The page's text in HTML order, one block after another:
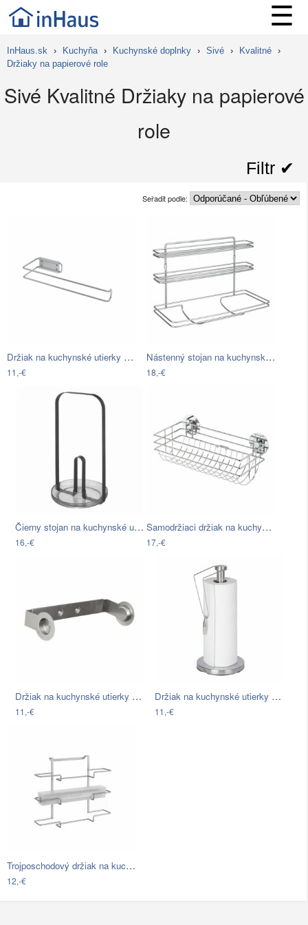
☰
InHaus.sk › Kuchyňa › Kuchynské doplnky › Sivé › Kvalitné ›
Držiaky na papierové role
Sivé Kvalitné Držiaky na papierové
role
Filtr ✔︎
Seřadit podle:
Držiak na kuchynské utierky Metaltex
11,-€
Nástenný stojan na kuchynské utierky…
18,-€
Čierny stojan na kuchynské utierky…
16,-€
Samodržiaci držiak na kuchynské utierky…
17,-€
Držiak na kuchynské utierky Wenko Cerri
11,-€
Držiak na kuchynské utierky Wenko…
11,-€
Trojposchodový držiak na kuchynské…
12,-€